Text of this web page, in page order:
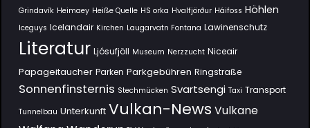
Grindavík Heimaey Heiße Quelle HS orka Hvalfjörður Háifoss Höhlen
Iceguys Icelandair Kirchen Laugarvatn Fontana Lawinenschutz
Literatur Ljósufjöll Museum Nerzzucht Niceair
Papageitaucher Parken Parkgebühren Ringstraße
Sonnenfinsternis Stechmücken Svartsengi Taxi Transport
Tunnelbau Unterkunft Vulkan-News Vulkane